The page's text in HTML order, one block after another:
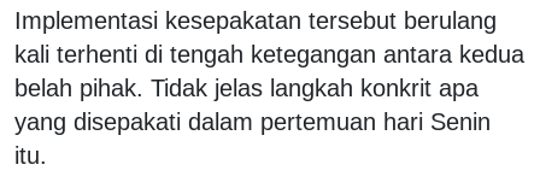
Implementasi kesepakatan tersebut berulang
kali terhenti di tengah ketegangan antara kedua
belah pihak. Tidak jelas langkah konkrit apa
yang disepakati dalam pertemuan hari Senin
itu.